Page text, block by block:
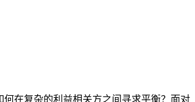
在复杂的利益相关方之间寻求平衡？面对